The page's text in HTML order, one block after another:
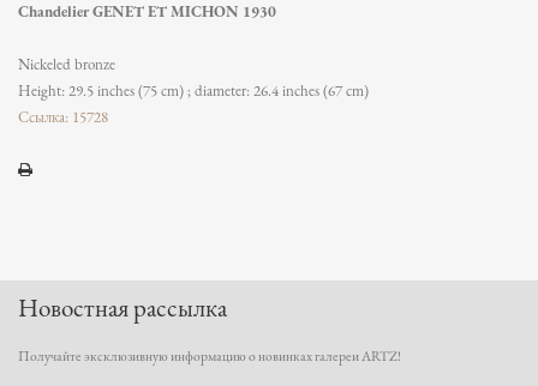
Chandelier GENET ET MICHON 1930
Nickeled bronze
Height: 29.5 inches (75 cm) ; diameter: 26.4 inches (67 cm)
Ссылка: 15728
Новостная рассылка
Получайте эксклюзивную информацию о новинках галереи ARTZ!